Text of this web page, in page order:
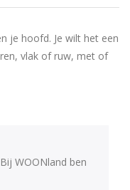
je hoofd. Je wilt het een
vlak of ruw, met of
WOONland ben